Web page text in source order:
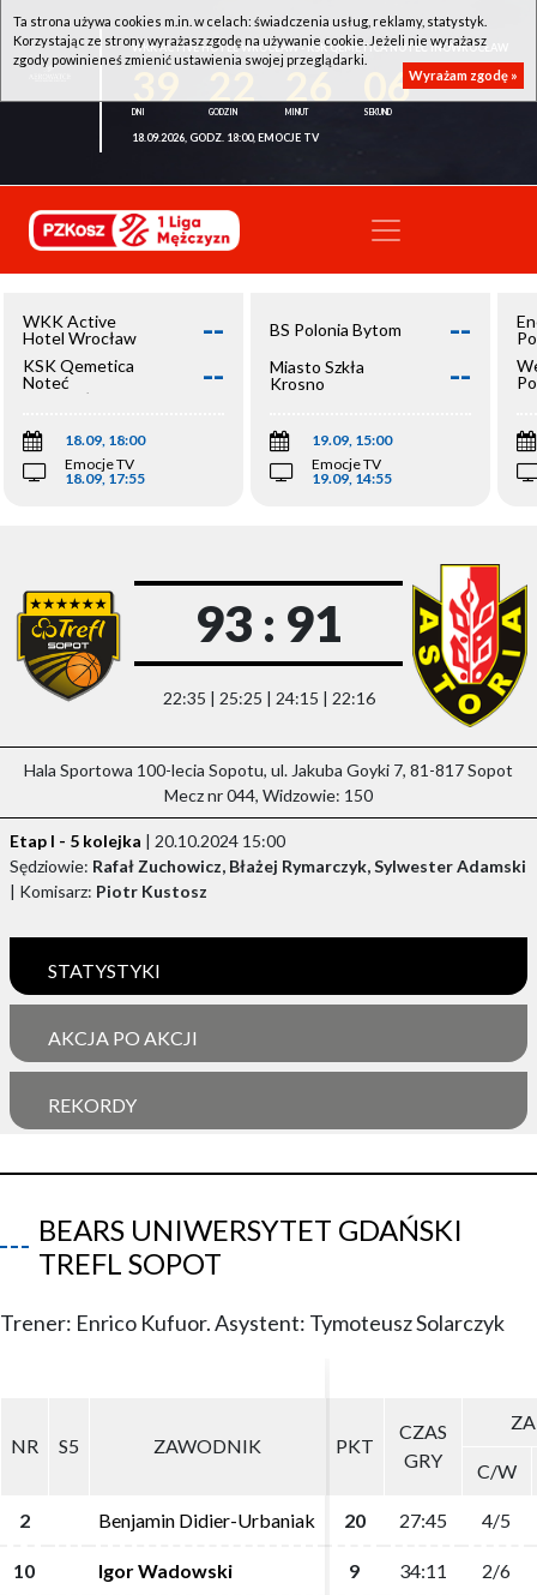
WKK ACTIVE HOTEL WROCŁAW - KSK QEMETICA NOTEĆ INOWROCŁAW
06
18.09.2026, GODZ. 18:00, EMOCJE TV
WKK Active
Hotel Wrocław
--
KSK Qemetica
Noteć
Inowrocław
--
18.09, 18:00
Emocje TV
18.09, 17:55
BS Polonia Bytom --
Miasto Szkła
Krosno
--
19.09, 15:00
Emocje TV
19.09, 14:55
93 : 91
22:35 | 25:25 | 24:15 | 22:16
Hala Sportowa 100-lecia Sopotu, ul. Jakuba Goyki 7, 81-817 Sopot
Mecz nr 044, Widzowie: 150
Etap I - 5 kolejka | 20.10.2024 15:00
Sędziowie: Rafał Zuchowicz, Błażej Rymarczyk, Sylwester Adamski
| Komisarz: Piotr Kustosz
STATYSTYKI
AKCJA PO AKCJI
REKORDY
BEARS UNIWERSYTET GDAŃSKI
TREFL SOPOT
Trener: Enrico Kufuor. Asystent: Tymoteusz Solarczyk
NR S5 ZAWODNIK PKT
CZAS
GRY
C/W
2 Benjamin Didier-Urbaniak 20 27:45 4/5
10 Igor Wadowski 9 34:11 2/6
NR S5 ZAWODNIK PKT
CZAS
GRY
C/W
2 Benjamin Didier-Urbaniak 20 27:45 4/5
10 Igor Wadowski 9 34:11 2/6
Ta strona używa cookies m.in. w celach: świadczenia usług, reklamy, statystyk.
Korzystając ze strony wyrażasz zgodę na używanie cookie. Jeżeli nie wyrażasz
zgody powinieneś zmienić ustawienia swojej przeglądarki.
Wyrażam zgodę »